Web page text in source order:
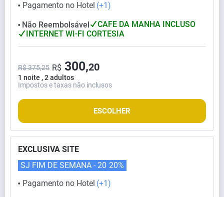
⬤ Pagamento no Hotel (+1)
⬤ Não Reembolsável
CAFE DA MANHA INCLUSO
INTERNET WI-FI CORTESIA
1 noite , 2 adultos
R$ 375,25 R$ 300,20
Impostos e taxas não inclusos
ESCOLHER
EXCLUSIVA SITE
⬤ Pagamento no Hotel (+1)
SJ FIM DE SEMANA - 20 20%